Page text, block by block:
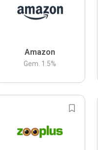
Amazon
Gem. 1.5%